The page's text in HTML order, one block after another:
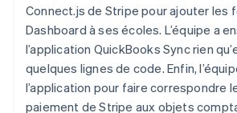
Connect.js de Stripe pour ajouter les
Dashboard à ses écoles. L’équipe a
l’application QuickBooks Sync rien
quelques lignes de code. Enfin,
l’application pour faire correspondre
paiement de Stripe aux objets